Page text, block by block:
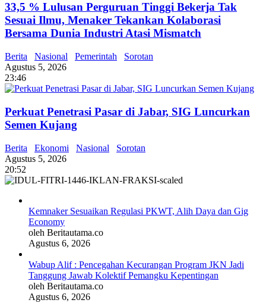
33,5 % Lulusan Perguruan Tinggi Bekerja Tak
Sesuai Ilmu, Menaker Tekankan Kolaborasi
Bersama Dunia Industri Atasi Mismatch
Berita Nasional Pemerintah
Sorotan
Agustus 5, 2026
23:46
Perkuat Penetrasi Pasar di Jabar, SIG Luncurkan
Semen Kujang
Berita Ekonomi Nasional
Sorotan
Agustus 5, 2026
20:52
Kemnaker Sesuaikan Regulasi PKWT, Alih Daya dan Gig
Economy
oleh Beritautama.co
Agustus 6, 2026
Wabup Alif : Pencegahan Kecurangan Program JKN Jadi
Tanggung Jawab Kolektif Pemangku Kepentingan
oleh Beritautama.co
Agustus 6, 2026